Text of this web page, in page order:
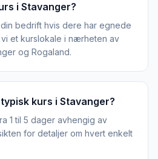
i Stavanger?
bedrift hvis dere har egnede
et kurslokale i nærheten av
og Rogaland.
kurs i Stavanger?
1 til 5 dager avhengig av
for detaljer om hvert enkelt